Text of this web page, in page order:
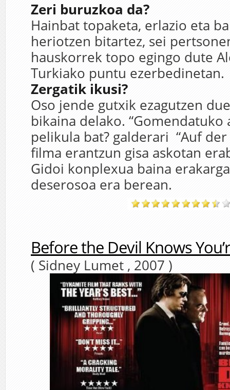
Zeri buruzkoa da?
Hainbat topaketa, erlazio eta
heriotzen bitartez, sei
hauskorrek topo egingo dute
Turkiako puntu ezerbedinetan.
Zergatik ikusi?
Oso jende gutxik ezagutzen
bikaina delako. “Gomendatuko
pelikula bat? galderari “Auf der
filma erantzun gisa askotan
Gidoi konplexua baina
deserosoa era berean.
Before the Devil Knows
( Sidney Lumet , 2007 )